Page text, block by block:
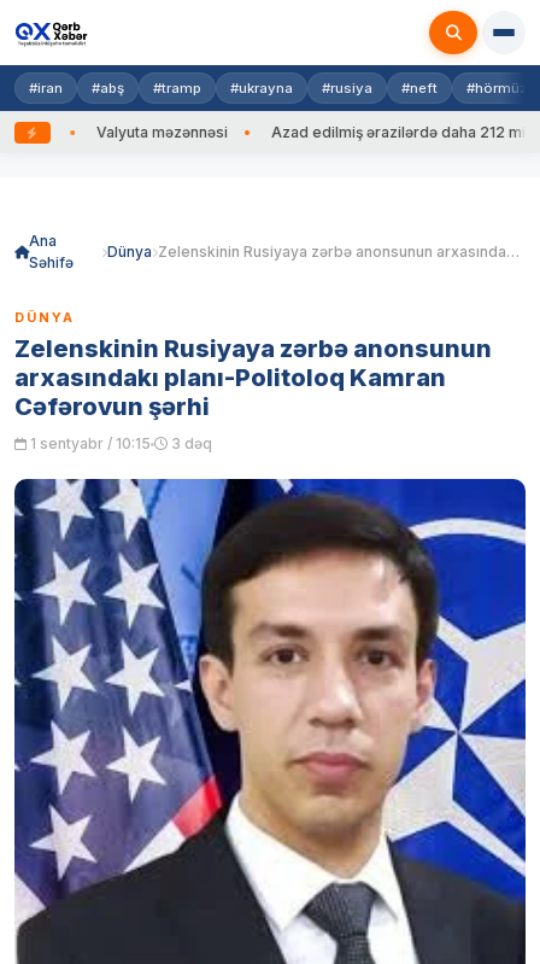
#iran #abş #tramp #ukrayna #rusiya #neft #hörmüz
Valyuta məzənnəsi Azad edilmiş ərazilərdə daha 212 mina,
Ana
Səhifə
Dünya Zelenskinin Rusiyaya zərbə anonsunun arxasındakı planı-Politoloq Kamran Cəfərovun şərhi
DÜNYA
Zelenskinin Rusiyaya zərbə anonsunun
arxasındakı planı-Politoloq Kamran
Cəfərovun şərhi
1 sentyabr / 10:15 3 dəq